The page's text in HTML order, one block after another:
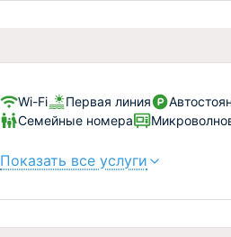
Wi-Fi Первая линия
Семейные номера
Показать все услуги